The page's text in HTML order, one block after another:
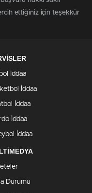
ettiğiniz için teşekkür
İddaa
İddaa
İddaa
İddaa
İddaa
Durumu